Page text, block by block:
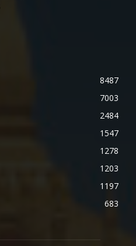
8487
7003
2484
1547
1278
1203
1197
683